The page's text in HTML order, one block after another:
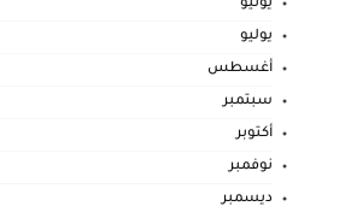
يونيو
يوليو
أغسطس
سبتمبر
أكتوبر
نوفمبر
ديسمبر